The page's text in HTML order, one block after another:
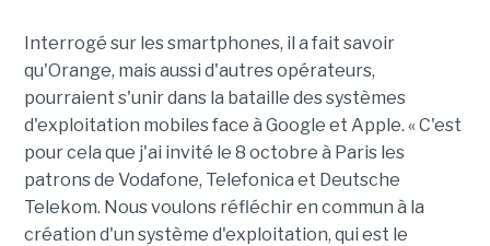
Interrogé sur les smartphones, il a fait savoir
qu'Orange, mais aussi d'autres opérateurs,
pourraient s'unir dans la bataille des systèmes
d'exploitation mobiles face à Google et Apple. « C'est
pour cela que j'ai invité le 8 octobre à Paris les
patrons de Vodafone, Telefonica et Deutsche
Telekom. Nous voulons réfléchir en commun à la
création d'un système d'exploitation, qui est le